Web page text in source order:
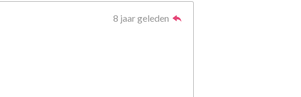
8 jaar geleden